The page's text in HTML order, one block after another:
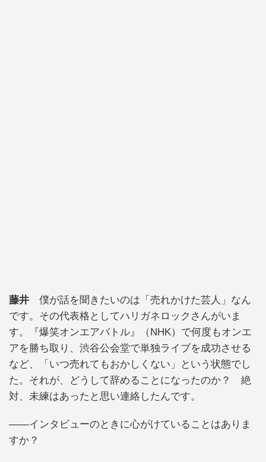
藤井 僕が話を聞きたいのは「売れかけた芸人」なん
です。その代表格としてハリガネロックさんがいま
す。『爆笑オンエアバトル』（NHK）で何度もオンエ
アを勝ち取り、渋谷公会堂で単独ライブを成功させる
など、「いつ売れてもおかしくない」という状態でし
た。それが、どうして辞めることになったのか？ 絶
対、未練はあったと思い連絡したんです。
――インタビューのときに心がけていることはありま
すか？